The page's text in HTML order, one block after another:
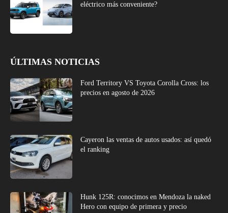
eléctrico más conveniente?
ÚLTIMAS NOTICIAS
Ford Territory VS Toyota Corolla Cross: los
precios en agosto de 2026
Cayeron las ventas de autos usados: así quedó
el ranking
Hunk 125R: conocimos en Mendoza la naked
Hero con equipo de primera y precio